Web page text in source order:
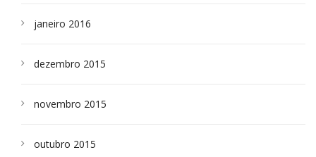
janeiro 2016
dezembro 2015
novembro 2015
outubro 2015